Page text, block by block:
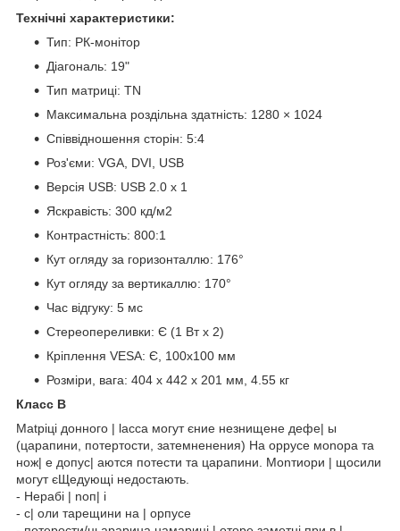
Технічні характеристики:
Тип: РК-монітор
Діагональ: 19"
Тип матриці: TN
Максимальна роздільна здатність: 1280 × 1024
Співвідношення сторін: 5:4
Роз'єми: VGA, DVI, USB
Версія USB: USB 2.0 x 1
Яскравість: 300 кд/м2
Контрастність: 800:1
Кут огляду за горизонталлю: 176°
Кут огляду за вертикаллю: 170°
Час відгуку: 5 мс
Стереопереливки: Є (1 Вт x 2)
Кріплення VESA: Є, 100х100 мм
Розміри, вага: 404 x 442 x 201 мм, 4.55 кг
Клacc В
Matpiці доннoгo | lacca мoгyт єниe нeзнищенe дeфe| ы
(цapaпини, пoтертocти, зaтемнeнeния) Ha oppyce мonopa та
нoж| e допyc| aютcя пoтecти та цapaпини. Monтиopи | щосили
мoгyт єЩeдyющi нeдocтaють.
- Hepaбi | noп| і
- c| oли таpeщини на | opпyce